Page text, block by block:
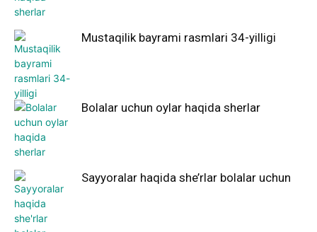
Mustaqilik bayrami rasmlari 34-yilligi
Bolalar uchun oylar haqida sherlar
Sayyoralar haqida she’rlar bolalar uchun